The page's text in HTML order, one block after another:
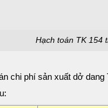
Hạch toán TK 154
chi phí sản xuất dở